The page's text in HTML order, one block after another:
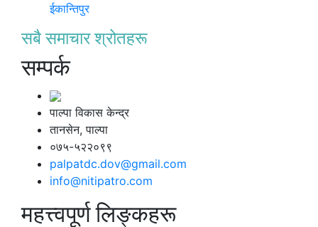
ईकान्तिपुर
सबै समाचार श्रोतहरू
सम्पर्क
पाल्पा विकास केन्द्र
तानसेन, पाल्पा
०७५-५२२०९९
palpatdc.dov@gmail.com
info@nitipatro.com
महत्त्वपूर्ण लिङ्कहरू